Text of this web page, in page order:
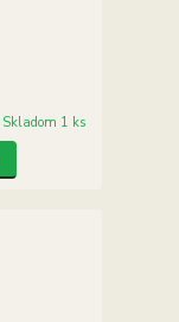
Skladom 1 ks